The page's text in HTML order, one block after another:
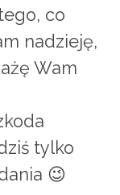
co
nadzieję,
Wam
tylko
😉